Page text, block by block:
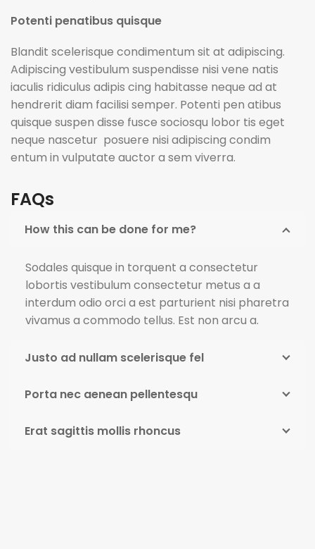
Potenti penatibus quisque
Blandit scelerisque condimentum sit at adipiscing.
Adipiscing vestibulum suspendisse nisi vene natis
iaculis ridiculus adipis cing habitasse neque ad at
hendrerit diam facilisi semper. Potenti pen atibus
quisque suspen disse fusce sociosqu lobor tis eget
neque nascetur posuere nisi adipiscing condim
entum in vulputate auctor a sem viverra.
FAQs
How this can be done for me?
Sodales quisque in torquent a consectetur
lobortis vestibulum consectetur metus a a
interdum odio orci a est parturient nisi pharetra
vivamus a commodo tellus. Est non arcu a.
Justo ad nullam scelerisque fel
Porta nec aenean pellentesqu
Erat sagittis mollis rhoncus